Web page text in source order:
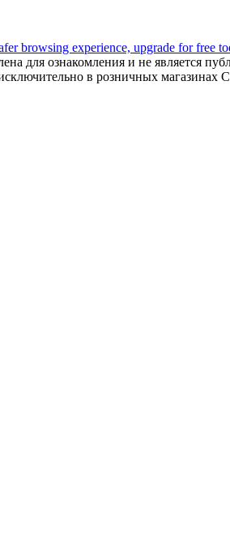
для ознакомления и не является
в розничных магазинах